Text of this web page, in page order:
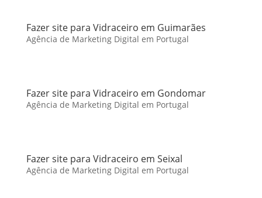
Fazer site para Vidraceiro em Guimarães
Agência de Marketing Digital em Portugal
Fazer site para Vidraceiro em Gondomar
Agência de Marketing Digital em Portugal
Fazer site para Vidraceiro em Seixal
Agência de Marketing Digital em Portugal